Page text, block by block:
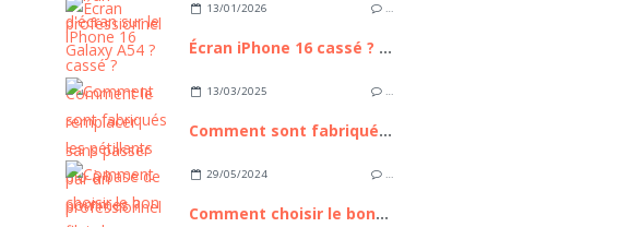
13/01/2026 …
Écran iPhone 16 cassé ? Comment le remplacer sans passer par un professionnel
13/03/2025 …
Comment sont fabriqués les pétillants bio à base de pommes ?
29/05/2024 …
Comment choisir le bon filet de camouflage ?